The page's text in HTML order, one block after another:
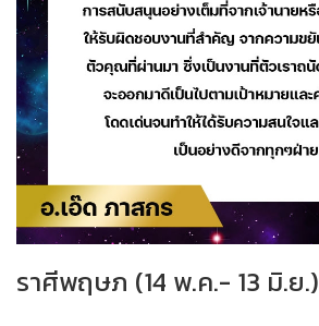
ราศีพฤษภ (14 พ.ค.- 13 มิ.ย.)